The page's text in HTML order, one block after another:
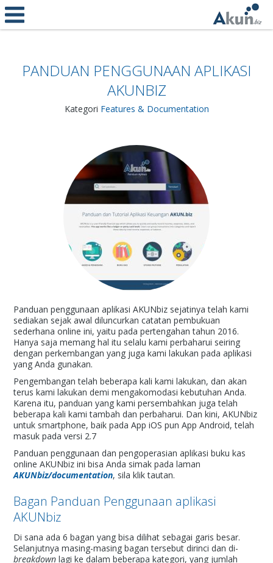
PANDUAN PENGGUNAAN APLIKASI
AKUNBIZ
Kategori Features & Documentation
Panduan penggunaan aplikasi AKUNbiz sejatinya telah kami
sediakan sejak awal diluncurkan catatan pembukuan
sederhana online ini, yaitu pada pertengahan tahun 2016.
Hanya saja memang hal itu selalu kami perbaharui seiring
dengan perkembangan yang juga kami lakukan pada aplikasi
yang Anda gunakan.
Pengembangan telah beberapa kali kami lakukan, dan akan
terus kami lakukan demi mengakomodasi kebutuhan Anda.
Karena itu, panduan yang kami persembahkan juga telah
beberapa kali kami tambah dan perbaharui. Dan kini, AKUNbiz
untuk smartphone, baik pada App iOS pun App Android, telah
masuk pada versi 2.7
Panduan penggunaan dan pengoperasian aplikasi buku kas
online AKUNbiz ini bisa Anda simak pada laman
AKUNbiz/documentation, sila klik tautan.
Bagan Panduan Penggunaan aplikasi
AKUNbiz
Di sana ada 6 bagan yang bisa dilihat sebagai garis besar.
Selanjutnya masing-masing bagan tersebut dirinci dan di-
breakdown lagi ke dalam beberapa kategori, yang jumlah